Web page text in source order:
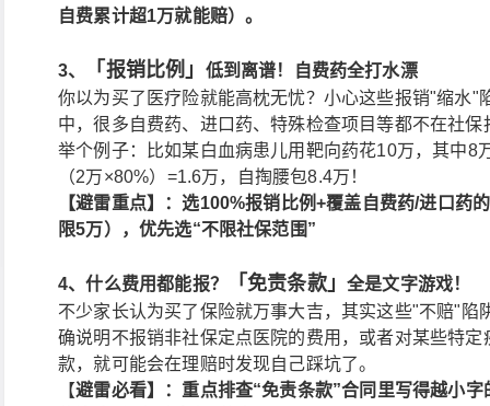
自费累计超1万就能赔）。
3、 「 报销比例 」
低到离谱！自费药全打水漂
你以为买了医疗险就能高枕无忧？小心这些报销"缩水
中，很多自费药、进口药、特殊检查项目等都不在社
举个例子：比如某白血病患儿用靶向药花10万，其中
（2万×80%）=1.6万，自掏腰包8.4万！
【避雷重点】：选100%报销比例+覆盖自费药/进口药
限5万），优先选“不限社保范围”
4、什么费用都能报？ 「免责条款」全是文字游戏！
不少家长认为买了保险就万事大吉，其实这些"不赔"
确说明不报销非社保定点医院的费用，或者对某些特
款，就可能会在理赔时发现自己踩坑了。
【避雷必看】：重点排查“免责条款”合同里写得越小